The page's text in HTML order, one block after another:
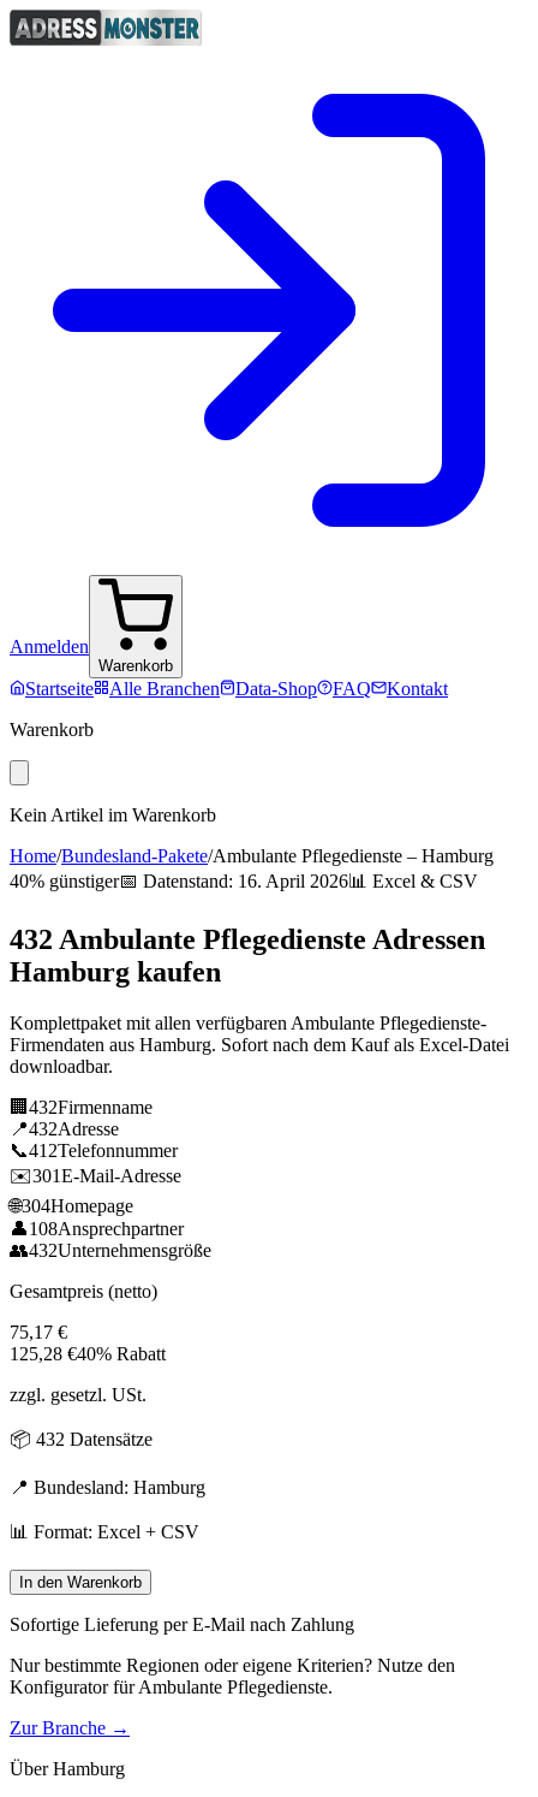
Anmelden
Warenkorb
Startseite Alle Branchen Data-Shop FAQ
Kontakt
Warenkorb
Kein Artikel im Warenkorb
Home/Bundesland-Pakete/Ambulante Pflegedienste – Hamburg
40% günstiger📅 Datenstand: 16. April 2026📊 Excel & CSV
432 Ambulante Pflegedienste Adressen
Hamburg kaufen
Komplettpaket mit allen verfügbaren Ambulante Pflegedienste-
Firmendaten aus Hamburg. Sofort nach dem Kauf als Excel-Datei
downloadbar.
🏢 432Firmenname
📍432Adresse
📞412Telefonnummer
✉️301E-Mail-Adresse
🌐304Homepage
👤108Ansprechpartner
👥432Unternehmensgröße
Gesamtpreis (netto)
75,17 €
125,28 €40% Rabatt
zzgl. gesetzl. USt.
📦 432 Datensätze
📍 Bundesland: Hamburg
📊 Format: Excel + CSV
In den Warenkorb
Sofortige Lieferung per E-Mail nach Zahlung
Nur bestimmte Regionen oder eigene Kriterien? Nutze den
Konfigurator fürAmbulante Pflegedienste.
Zur Branche →
ÜberHamburg